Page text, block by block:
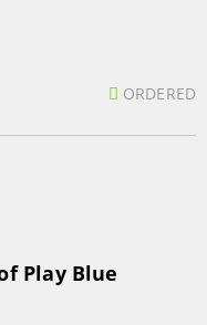
ORDERED
Play Blue